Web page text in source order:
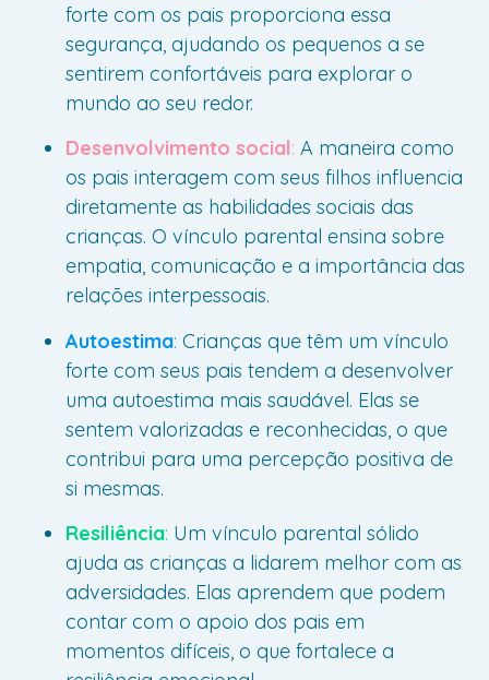
forte com os pais proporciona essa
segurança, ajudando os pequenos a se
sentirem confortáveis para explorar o
mundo ao seu redor.
Desenvolvimento social: A maneira como
os pais interagem com seus filhos influencia
diretamente as habilidades sociais das
crianças. O vínculo parental ensina sobre
empatia, comunicação e a importância das
relações interpessoais.
Autoestima: Crianças que têm um vínculo
forte com seus pais tendem a desenvolver
uma autoestima mais saudável. Elas se
sentem valorizadas e reconhecidas, o que
contribui para uma percepção positiva de
si mesmas.
Resiliência: Um vínculo parental sólido
ajuda as crianças a lidarem melhor com as
adversidades. Elas aprendem que podem
contar com o apoio dos pais em
momentos difíceis, o que fortalece a